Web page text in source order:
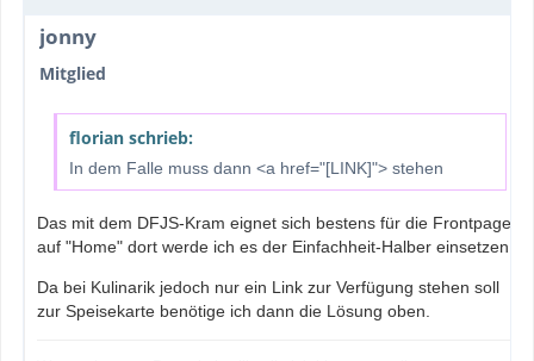
jonny
Mitglied
florian schrieb:
In dem Falle muss dann <a href="[LINK]"> stehen
Das mit dem DFJS-Kram eignet sich bestens für die Frontpage
auf "Home" dort werde ich es der Einfachheit-Halber einsetzen.
Da bei Kulinarik jedoch nur ein Link zur Verfügung stehen soll
zur Speisekarte benötige ich dann die Lösung oben.